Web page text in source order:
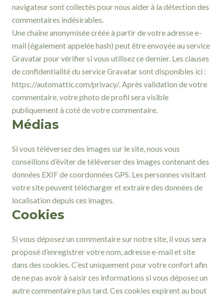
navigateur sont collectés pour nous aider à la détection des
commentaires indésirables.
Une chaîne anonymisée créée à partir de votre adresse e-
mail (également appelée hash) peut être envoyée au service
Gravatar pour vérifier si vous utilisez ce dernier. Les clauses
de confidentialité du service Gravatar sont disponibles ici :
https://automattic.com/privacy/. Après validation de votre
commentaire, votre photo de profil sera visible
publiquement à coté de votre commentaire.
Médias
Si vous téléversez des images sur le site, nous vous
conseillons d’éviter de téléverser des images contenant des
données EXIF de coordonnées GPS. Les personnes visitant
votre site peuvent télécharger et extraire des données de
localisation depuis ces images.
Cookies
Si vous déposez un commentaire sur notre site, il vous sera
proposé d’enregistrer votre nom, adresse e-mail et site
dans des cookies. C’est uniquement pour votre confort afin
de ne pas avoir à saisir ces informations si vous déposez un
autre commentaire plus tard. Ces cookies expirent au bout